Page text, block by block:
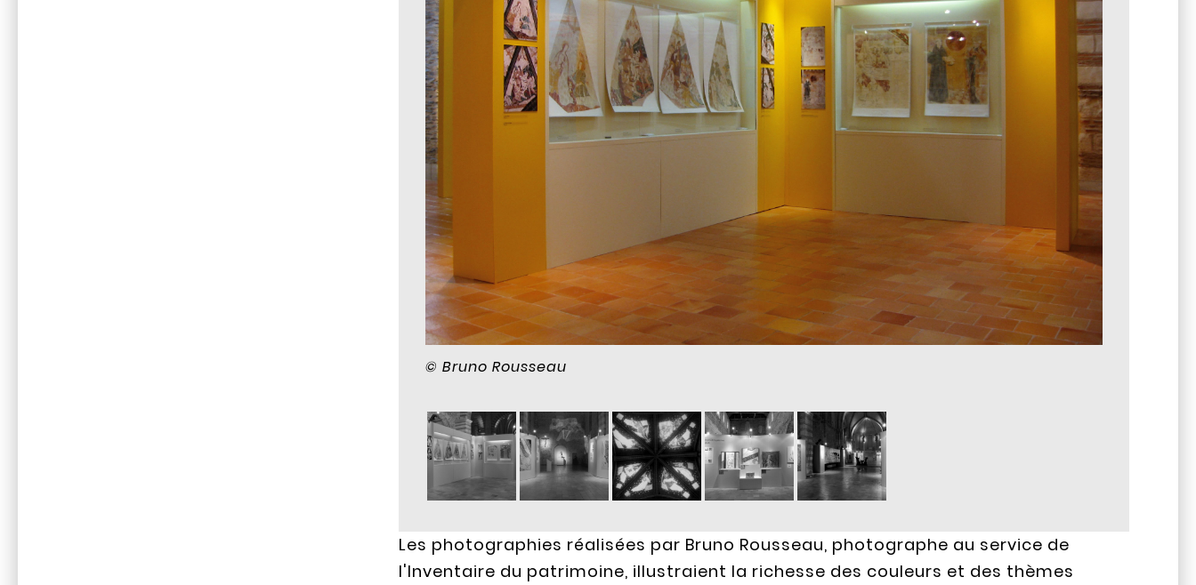
© Bruno Rousseau
Les photographies réalisées par Bruno Rousseau, photographe au service de
l'Inventaire du patrimoine, illustraient la richesse des couleurs et des thèmes